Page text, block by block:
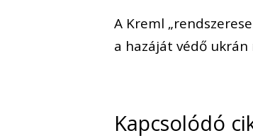
A Kreml
a hazáját védő
Kapcsolódó